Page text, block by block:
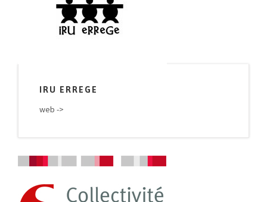
IRU ERREGE
web ->